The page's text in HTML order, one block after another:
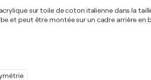
sur toile de coton italienne dans la
peut être montée sur un cadre arrière en